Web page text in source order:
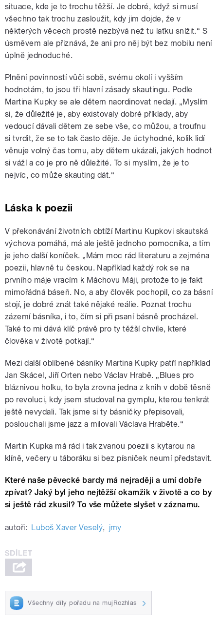
situace, kde je to trochu těžší. Je dobré, když si musí
všechno tak trochu zasloužit, kdy jim dojde, že v
některých věcech prostě nezbývá než tu laťku snížit.“ S
úsměvem ale přiznává, že ani pro něj být bez mobilu není
úplně jednoduché.
Plnění povinností vůči sobě, svému okolí i vyšším
hodnotám, to jsou tři hlavní zásady skautingu. Podle
Martina Kupky se ale dětem naordinovat nedají. „Myslím
si, že důležité je, aby existovaly dobré příklady, aby
vedoucí dávali dětem ze sebe vše, co můžou, a troufnu
si tvrdit, že se to tak často děje. Je úctyhodné, kolik lidí
věnuje volný čas tomu, aby dětem ukázali, jakých hodnot
si váží a co je pro ně důležité. To si myslím, že je to
nejvíc, co může skauting dát.“
Láska k poezii
V překonávání životních obtíží Martinu Kupkovi skautská
výchova pomáhá, má ale ještě jednoho pomocníka, a tím
je jeho další koníček. „Mám moc rád literaturu a zejména
poezii, hlavně tu českou. Například každý rok se na
prvního máje vracím k Máchovu Máji, protože to je fakt
mimořádná báseň. No, a aby člověk pochopil, co za básní
stojí, je dobré znát také nějaké reálie. Poznat trochu
zázemí básníka, i to, čím si při psaní básně procházel.
Také to mi dává klíč právě pro ty těžší chvíle, které
člověka v životě potkají.“
Mezi další oblíbené básníky Martina Kupky patří například
Jan Skácel, Jiří Orten nebo Václav Hrabě. „Blues pro
bláznivou holku, to byla zrovna jedna z knih v době těsně
po revoluci, kdy jsem studoval na gymplu, kterou tenkrát
ještě nevydali. Tak jsme si ty básničky přepisovali,
poslouchali jsme jazz a milovali Václava Hraběte.“
Martin Kupka má rád i tak zvanou poezii s kytarou na
klíně, večery u táboráku si bez písniček neumí představit.
Které naše pěvecké bardy má nejraději a umí dobře
zpívat? Jaký byl jeho nejtěžší okamžik v životě a co by
si ještě rád zkusil? To vše můžete slyšet v záznamu.
autoři: Luboš Xaver Veselý, jmy
Všechny díly pořadu na mujRozhlas